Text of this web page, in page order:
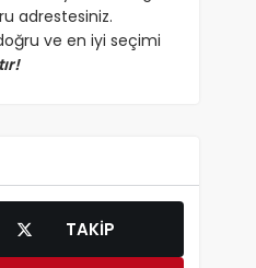
adrestesiniz.
ve en iyi seçimi
TAKIP